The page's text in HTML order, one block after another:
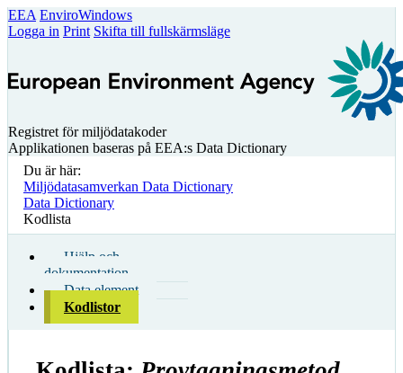
EEA EnviroWindows
Logga in Print Skifta till fullskärmsläge
Registret för miljödatakoder
Applikationen baseras på EEA:s Data Dictionary
Du är här:
Miljödatasamverkan Data Dictionary
Data Dictionary
Kodlista
Hjälp och
dokumentation
Data element
Kodlistor